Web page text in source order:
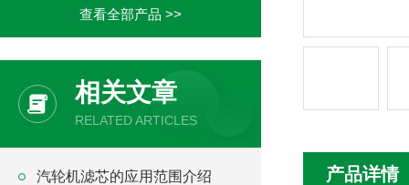
查看全部产品 >>
相关文章
RELATED ARTICLES
汽轮机滤芯的应用范围介绍 产品详情